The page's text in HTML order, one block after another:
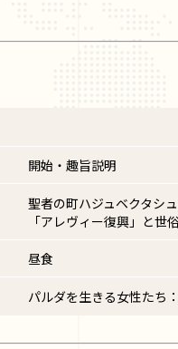
開始・趣旨説明
聖者の町ハジュベクタシ
「アレヴィー復興」と世
昼食
パルダを生きる女性たち